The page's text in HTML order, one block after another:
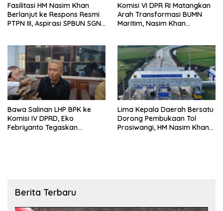
Fasilitasi HM Nasim Khan
Berlanjut ke Respons Resmi
PTPN III, Aspirasi SPBUN SGN
Direksi
Komisi VI DPR RI Matangkan
Arah Transformasi BUMN
Maritim, Nasim Khan
Bawa Salinan LHP BPK ke
Komisi IV DPRD, Eko
Febriyanto Tegaskan
Lima Kepala Daerah Bersatu
Dorong Pembukaan Tol
Prosiwangi, HM Nasim Khan
Berita Terbaru